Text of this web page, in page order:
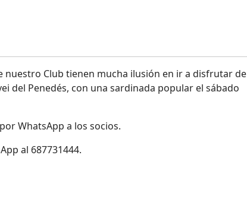
nuestro Club tienen mucha ilusión en ir a disfrutar de
del Penedés, con una sardinada popular el sábado
WhatsApp a los socios.
al 687731444.